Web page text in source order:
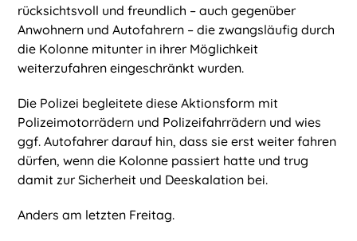
rücksichtsvoll und freundlich – auch gegenüber
Anwohnern und Autofahrern – die zwangsläufig durch
die Kolonne mitunter in ihrer Möglichkeit
weiterzufahren eingeschränkt wurden.
Die Polizei begleitete diese Aktionsform mit
Polizeimotorrädern und Polizeifahrrädern und wies
ggf. Autofahrer darauf hin, dass sie erst weiter fahren
dürfen, wenn die Kolonne passiert hatte und trug
damit zur Sicherheit und Deeskalation bei.
Anders am letzten Freitag.